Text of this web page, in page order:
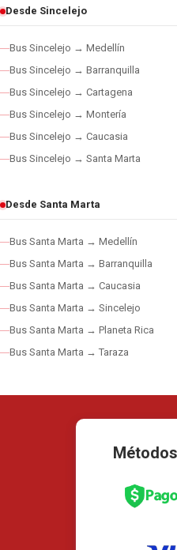
Desde Sincelejo
Bus Sincelejo → Medellín
Bus Sincelejo → Barranquilla
Bus Sincelejo → Cartagena
Bus Sincelejo → Montería
Bus Sincelejo → Caucasia
Bus Sincelejo → Santa Marta
Desde Santa Marta
Bus Santa Marta → Medellín
Bus Santa Marta → Barranquilla
Bus Santa Marta → Caucasia
Bus Santa Marta → Sincelejo
Bus Santa Marta → Planeta Rica
Bus Santa Marta → Taraza